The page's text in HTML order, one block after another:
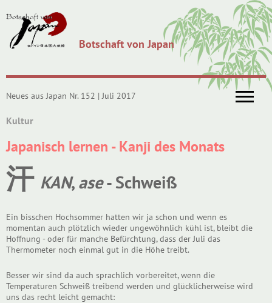
Botschaft von Japan
Neues aus Japan Nr. 152 | Juli 2017
Kultur
Japanisch lernen - Kanji des Monats
汗 KAN,ase- Schweiß
Ein bisschen Hochsommer hatten wir ja schon und wenn es
momentan auch plötzlich wieder ungewöhnlich kühl ist, bleibt die
Hoffnung - oder für manche Befürchtung, dass der Juli das
Thermometer noch einmal gut in die Höhe treibt.
Besser wir sind da auch sprachlich vorbereitet, wenn die
Temperaturen Schweiß treibend werden und glücklicherweise wird
uns das recht leicht gemacht: